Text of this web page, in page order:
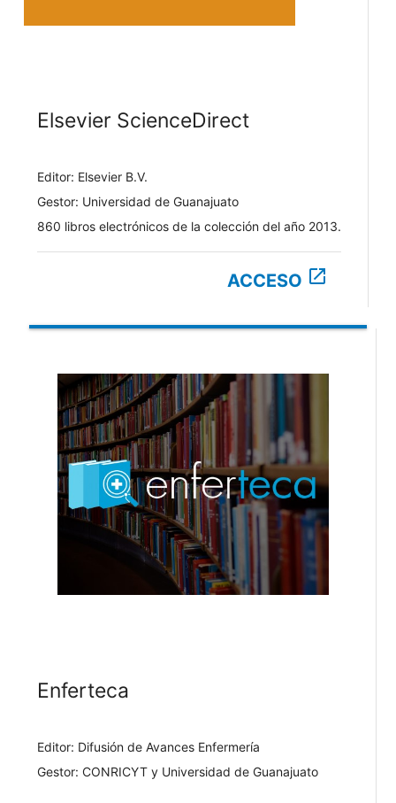
Elsevier ScienceDirect
Editor: Elsevier B.V.
Gestor: Universidad de Guanajuato
860 libros electrónicos de la colección del año 2013.
ACCESO open_in_new
Enferteca
Editor: Difusión de Avances Enfermería
Gestor: CONRICYT y Universidad de Guanajuato